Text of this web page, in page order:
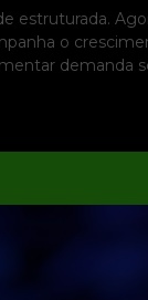
estruturada.
o
demanda